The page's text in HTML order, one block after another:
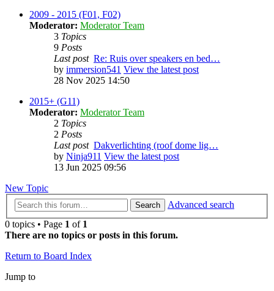
2009 - 2015 (F01, F02)
Moderator: Moderator Team
3 Topics
9 Posts
Last post Re: Ruis over speakers en bed…
by immersion541 View the latest post
28 Nov 2025 14:50
2015+ (G11)
Moderator: Moderator Team
2 Topics
2 Posts
Last post Dakverlichting (roof dome lig…
by Ninja911 View the latest post
13 Jun 2025 09:56
New Topic
Search
Advanced search
0 topics • Page 1 of 1
There are no topics or posts in this forum.
Return to Board Index
Jump to